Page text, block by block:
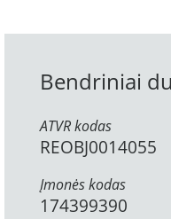
Bendriniai
ATVR kodas
REOBJ0014055
Įmonės kodas
174399390